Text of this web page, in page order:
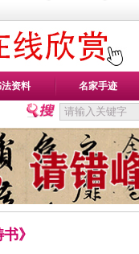
资料 名家手迹
》